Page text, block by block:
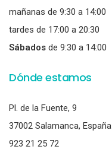
mañanas de 9:30 a 14:00
tardes de 17:00 a 20:30
Sábados de 9:30 a 14:00
Dónde estamos
Pl. de la Fuente, 9
37002 Salamanca, España
923 21 25 72